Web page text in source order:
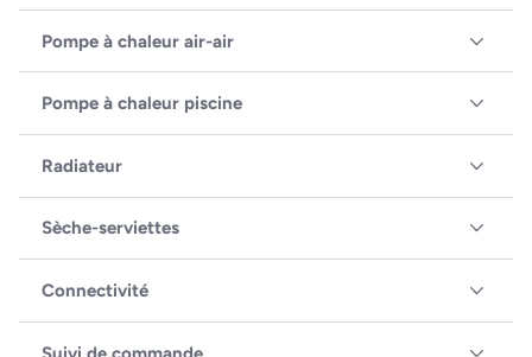
Pompe à chaleur air-air
Pompe à chaleur piscine
Radiateur
Sèche-serviettes
Connectivité